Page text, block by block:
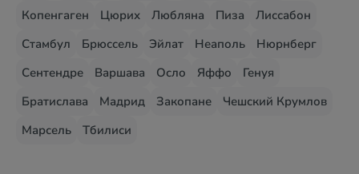
Копенгаген
Цюрих Любляна Пиза
Лиссабон
Стамбул
Брюссель Эйлат Неаполь
Нюрнберг
Сентендре
Варшава Осло Яффо
Генуя
Братислава
Мадрид Закопане
Чешский Крумлов
Марсель
Тбилиси